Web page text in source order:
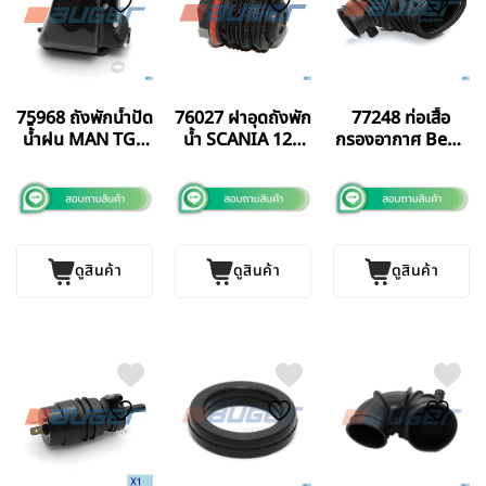
75968 ถังพักน้้ำปัด
น้้ำฝน MAN TGA
GERMANYแท้
ดูสินค้า
76027 ฝาอุดถังพัก
น้ำ SCANIA 124
GERMANY แท้
ดูสินค้า
77248 ท่อเสื้อ
กรองอากาศ Benz
ดูสินค้า